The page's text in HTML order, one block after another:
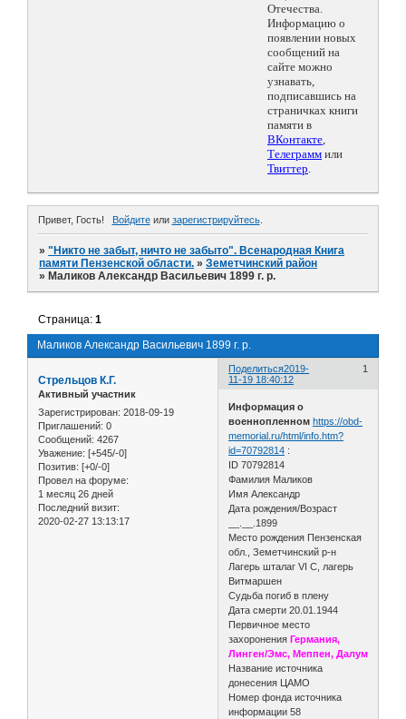
Отечества.
Информацию о
появлении новых
сообщений на
сайте можно
узнавать,
подписавшись на
страничках книги
памяти в
ВКонтакте,
Телеграмм или
Твиттер.
Привет, Гость! Войдитеили зарегистрируйтесь.
»"Никто не забыт, ничто не забыто". Всенародная Книга
памяти Пензенской области. »Земетчинский район
» Маликов Александр Васильевич 1899 г. р.
Маликов Александр Васильевич 1899 г. р.
Страница:1
Поделиться 1
2019-
11-19 18:40:12
Стрельцов К.Г.
Активный участник
Зарегистрирован: 2018-09-19
Приглашений: 0
Сообщений: 4267
Уважение: [+545/-0]
Позитив: [+0/-0]
Провел на форуме:
1 месяц 26 дней
Последний визит:
2020-02-27 13:13:17
Информация о
военнопленном https://obd-
memorial.ru/html/info.htm?
id=70792814 :
ID 70792814
Фамилия Маликов
Имя Александр
Дата рождения/Возраст
__.__.1899
Место рождения Пензенская
обл., Земетчинский р-н
Лагерь шталаг VI C, лагерь
Витмаршен
Судьба погиб в плену
Дата смерти 20.01.1944
Первичное место
захороненияГермания,
Линген/Эмс, Меппен, Далум
Название источника
донесения ЦАМО
Номер фонда источника
информации 58